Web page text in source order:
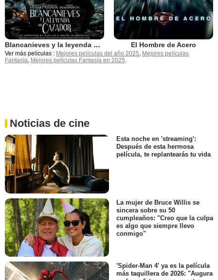
Blancanieves y la leyenda del cazador El Hombre de Acero
Ver más películas : Mejores películas del año 2025, Mejores películas
Fantasía, Mejores películas Fantasía en 2025.
Noticias de cine
Esta noche en 'streaming':
Después de esta hermosa
película, te replantearás tu vida
La mujer de Bruce Willis se
sincera sobre su 50
cumpleaños: "Creo que la culpa
es algo que siempre llevo
conmigo"
'Spider-Man 4' ya es la película
más taquillera de 2026: "Augura